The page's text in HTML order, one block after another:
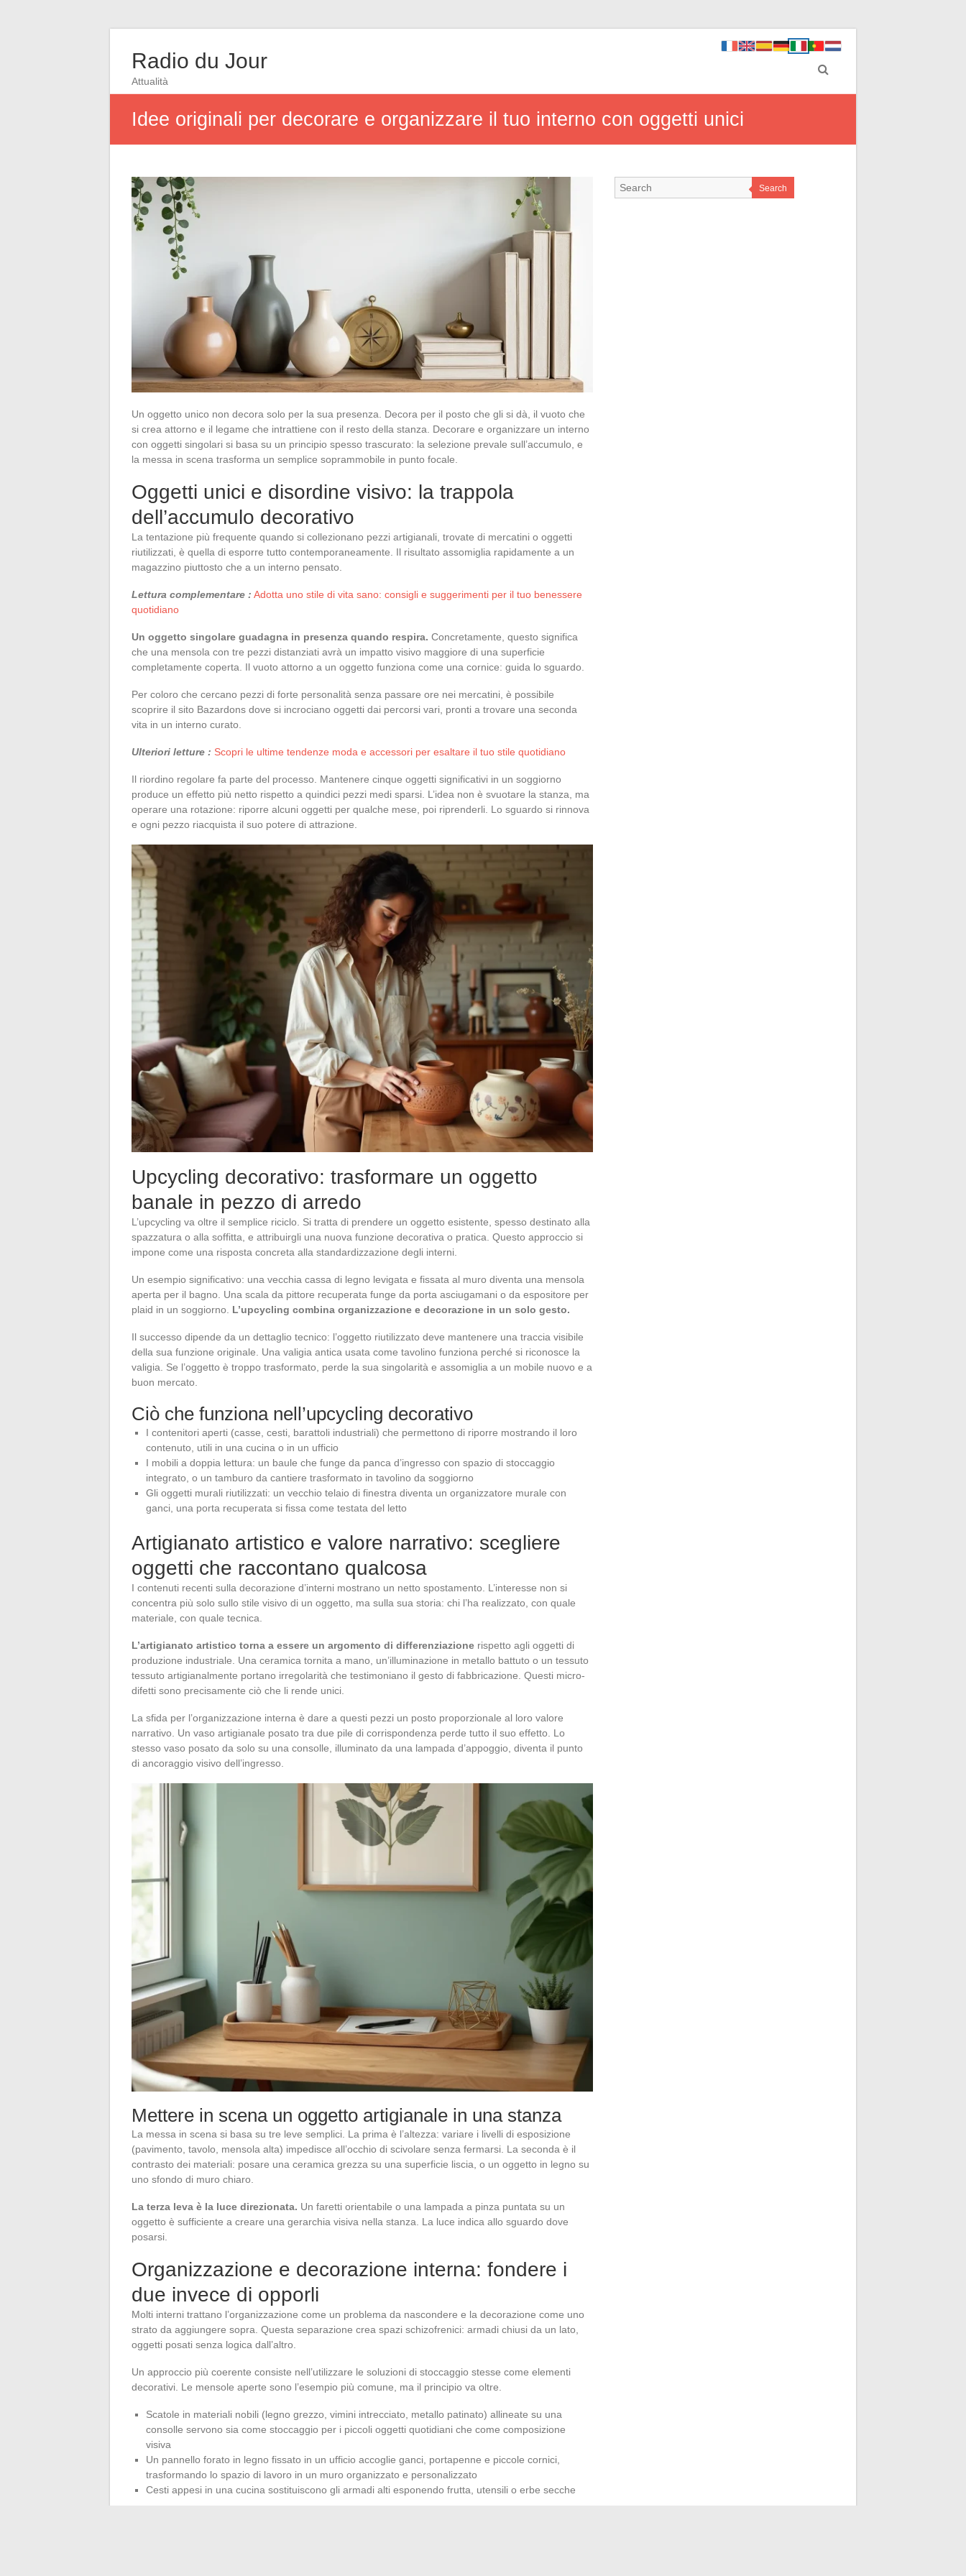
Radio du Jour
Attualità
Idee originali per decorare e organizzare il tuo interno con oggetti unici
Un oggetto unico non decora solo per la sua presenza. Decora per il posto che gli si dà, il vuoto che
si crea attorno e il legame che intrattiene con il resto della stanza. Decorare e organizzare un interno
con oggetti singolari si basa su un principio spesso trascurato: la selezione prevale sull’accumulo, e
la messa in scena trasforma un semplice soprammobile in punto focale.
Oggetti unici e disordine visivo: la trappola
dell’accumulo decorativo
La tentazione più frequente quando si collezionano pezzi artigianali, trovate di mercatini o oggetti
riutilizzati, è quella di esporre tutto contemporaneamente. Il risultato assomiglia rapidamente a un
magazzino piuttosto che a un interno pensato.
Lettura complementare : Adotta uno stile di vita sano: consigli e suggerimenti per il tuo benessere
quotidiano
Un oggetto singolare guadagna in presenza quando respira. Concretamente, questo significa
che una mensola con tre pezzi distanziati avrà un impatto visivo maggiore di una superficie
completamente coperta. Il vuoto attorno a un oggetto funziona come una cornice: guida lo sguardo.
Per coloro che cercano pezzi di forte personalità senza passare ore nei mercatini, è possibile
scoprire il sito Bazardons dove si incrociano oggetti dai percorsi vari, pronti a trovare una seconda
vita in un interno curato.
Ulteriori letture : Scopri le ultime tendenze moda e accessori per esaltare il tuo stile quotidiano
Il riordino regolare fa parte del processo. Mantenere cinque oggetti significativi in un soggiorno
produce un effetto più netto rispetto a quindici pezzi medi sparsi. L’idea non è svuotare la stanza, ma
operare una rotazione: riporre alcuni oggetti per qualche mese, poi riprenderli. Lo sguardo si rinnova
e ogni pezzo riacquista il suo potere di attrazione.
Upcycling decorativo: trasformare un oggetto
banale in pezzo di arredo
L’upcycling va oltre il semplice riciclo. Si tratta di prendere un oggetto esistente, spesso destinato alla
spazzatura o alla soffitta, e attribuirgli una nuova funzione decorativa o pratica. Questo approccio si
impone come una risposta concreta alla standardizzazione degli interni.
Un esempio significativo: una vecchia cassa di legno levigata e fissata al muro diventa una mensola
aperta per il bagno. Una scala da pittore recuperata funge da porta asciugamani o da espositore per
plaid in un soggiorno. L’upcycling combina organizzazione e decorazione in un solo gesto.
Il successo dipende da un dettaglio tecnico: l’oggetto riutilizzato deve mantenere una traccia visibile
della sua funzione originale. Una valigia antica usata come tavolino funziona perché si riconosce la
valigia. Se l’oggetto è troppo trasformato, perde la sua singolarità e assomiglia a un mobile nuovo e a
buon mercato.
Ciò che funziona nell’upcycling decorativo
I contenitori aperti (casse, cesti, barattoli industriali) che permettono di riporre mostrando il loro
contenuto, utili in una cucina o in un ufficio
I mobili a doppia lettura: un baule che funge da panca d’ingresso con spazio di stoccaggio
integrato, o un tamburo da cantiere trasformato in tavolino da soggiorno
Gli oggetti murali riutilizzati: un vecchio telaio di finestra diventa un organizzatore murale con
ganci, una porta recuperata si fissa come testata del letto
Artigianato artistico e valore narrativo: scegliere
oggetti che raccontano qualcosa
I contenuti recenti sulla decorazione d’interni mostrano un netto spostamento. L’interesse non si
concentra più solo sullo stile visivo di un oggetto, ma sulla sua storia: chi l’ha realizzato, con quale
materiale, con quale tecnica.
L’artigianato artistico torna a essere un argomento di differenziazione rispetto agli oggetti di
produzione industriale. Una ceramica tornita a mano, un’illuminazione in metallo battuto o un tessuto
tessuto artigianalmente portano irregolarità che testimoniano il gesto di fabbricazione. Questi micro-
difetti sono precisamente ciò che li rende unici.
La sfida per l’organizzazione interna è dare a questi pezzi un posto proporzionale al loro valore
narrativo. Un vaso artigianale posato tra due pile di corrispondenza perde tutto il suo effetto. Lo
stesso vaso posato da solo su una consolle, illuminato da una lampada d’appoggio, diventa il punto
di ancoraggio visivo dell’ingresso.
Mettere in scena un oggetto artigianale in una stanza
La messa in scena si basa su tre leve semplici. La prima è l’altezza: variare i livelli di esposizione
(pavimento, tavolo, mensola alta) impedisce all’occhio di scivolare senza fermarsi. La seconda è il
contrasto dei materiali: posare una ceramica grezza su una superficie liscia, o un oggetto in legno su
uno sfondo di muro chiaro.
La terza leva è la luce direzionata. Un faretti orientabile o una lampada a pinza puntata su un
oggetto è sufficiente a creare una gerarchia visiva nella stanza. La luce indica allo sguardo dove
posarsi.
Organizzazione e decorazione interna: fondere i
due invece di opporli
Molti interni trattano l’organizzazione come un problema da nascondere e la decorazione come uno
strato da aggiungere sopra. Questa separazione crea spazi schizofrenici: armadi chiusi da un lato,
oggetti posati senza logica dall’altro.
Un approccio più coerente consiste nell’utilizzare le soluzioni di stoccaggio stesse come elementi
decorativi. Le mensole aperte sono l’esempio più comune, ma il principio va oltre.
Scatole in materiali nobili (legno grezzo, vimini intrecciato, metallo patinato) allineate su una
consolle servono sia come stoccaggio per i piccoli oggetti quotidiani che come composizione
visiva
Un pannello forato in legno fissato in un ufficio accoglie ganci, portapenne e piccole cornici,
trasformando lo spazio di lavoro in un muro organizzato e personalizzato
Cesti appesi in una cucina sostituiscono gli armadi alti esponendo frutta, utensili o erbe secche
Search